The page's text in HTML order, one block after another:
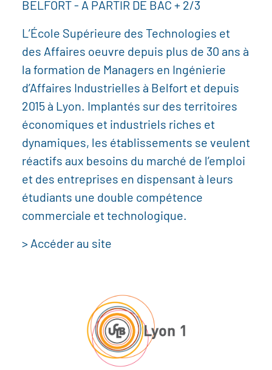
BELFORT - A PARTIR DE BAC + 2/3
L’École Supérieure des Technologies et
des Affaires oeuvre depuis plus de 30 ans à
la formation de Managers en Ingénierie
d’Affaires Industrielles à Belfort et depuis
2015 à Lyon. Implantés sur des territoires
économiques et industriels riches et
dynamiques, les établissements se veulent
réactifs aux besoins du marché de l’emploi
et des entreprises en dispensant à leurs
étudiants une double compétence
commerciale et technologique.
> Accéder au site